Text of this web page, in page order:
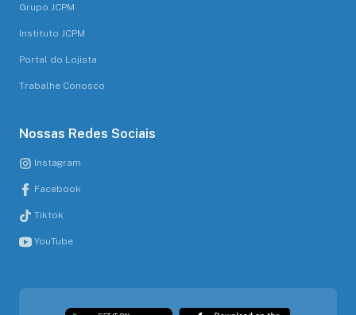
Grupo JCPM
Instituto JCPM
Portal do Lojista
Trabalhe Conosco
Nossas Redes Sociais
Instagram
Facebook
Tiktok
YouTube